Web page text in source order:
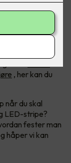
og med økt
, her kan du
når du skal
LED-stripe?
fester man
håper vi kan